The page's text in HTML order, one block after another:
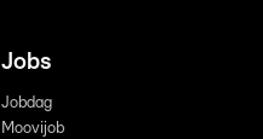
Jobs
Jobdag
Moovijob